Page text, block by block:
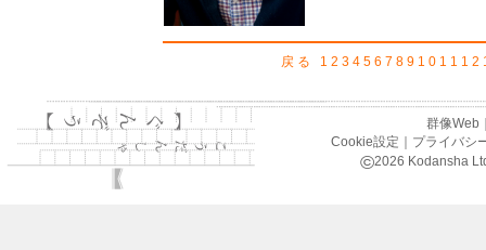
戻る 1 2 3 4 5 6 7 8 9 10 11 12
群像Web
Cookie設定
プライバシ
©2026 Kodansha